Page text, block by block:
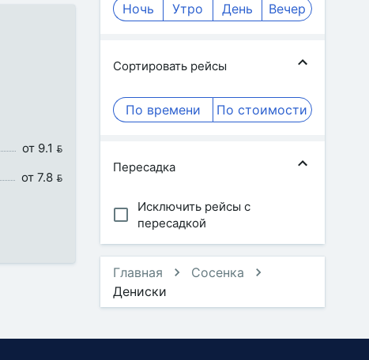
от 9.1 
от 7.8 
Ночь Утро День Вечер
Сортировать рейсы
По времени По стоимости
Пересадка
Исключить рейсы с
пересадкой
Главная
Сосенка
Дениски